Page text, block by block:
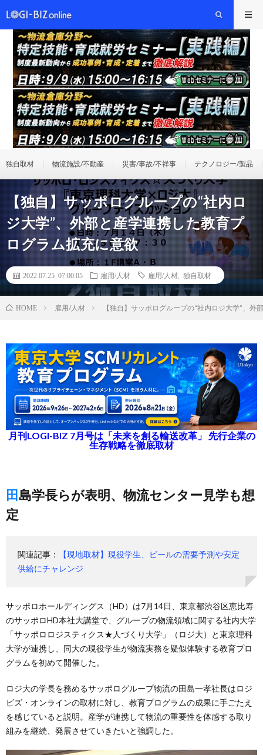
独自取材 物流施設/不動産 災害/事故/不祥事 テクノロジー/製品
【独自】サッポログループの“社内ロ
ジ大学”、外部と産学連携した教育プ
ログラム拡充に意欲
2022.07.25 07:00:05 雇用/人材 雇用/人材 独自取材
HOME 雇用/人材 【独自】サッポログループの“社内ロジ大学”、
月刊LOGI-BIZ 7月号は「未来を創る輸送改革」 先行企業の
生存戦略を徹底取材
田島学長らが表明、物流センター見学も想
定
関連記事：
【現地取材】現役学生、ビールの需要予測や安定
供給にチャレンジ
サッポロホールディングス（HD）は7月14日、東京都渋谷区恵比寿
のサッポロHD本社大講堂で、グループの物流領域に関する社内大学
「サッポロロジスティクス★人づくり大学」（ロジ大）と東京理科
大学が連携し、同大の現役学生が物流実務を疑似体験する教育プロ
グラムを初めて開催した。
ロジ大の学長を務めるサッポログループ物流の田島一孝社長はロジ
ビズ・オンラインの取材に対し、教育プログラムの成果に手ごたえ
を感じていると説明。産学が連携して物流の重要性を体感する取り
組みを継続、発展させていきたいと強調した。